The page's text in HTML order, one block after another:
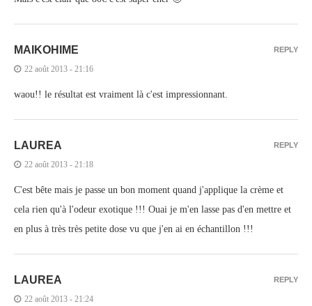
MAIKOHIME
22 août 2013 - 21:16
waou!! le résultat est vraiment là c'est impressionnant.
REPLY
LAUREA
22 août 2013 - 21:18
C'est bête mais je passe un bon moment quand j'applique la crème et
cela rien qu'à l'odeur exotique !!! Ouai je m'en lasse pas d'en mettre et
en plus à très très petite dose vu que j'en ai en échantillon !!!
REPLY
LAUREA
22 août 2013 - 21:24
REPLY